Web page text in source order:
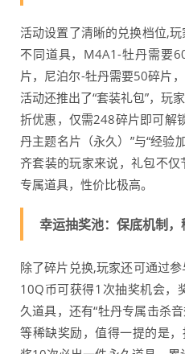
活动设置了清晰的兑换档位,
不同道具，M4A1-牡丹需要
片，尼泊尔-牡丹需要50碎片
活动还推出了“套装礼包”，玩
折优惠，仅需248碎片即可解
丹主题名片（永久）”与“经验
齐套装的玩家来说，礼包不
专属道具，性价比极高。
幸运抽奖池：保底机制
除了碎片兑换,玩家还可通过
10Q币可获得1次抽奖机会，
久道具，还有“牡丹专属击杀音
等稀缺奖励，值得一提的是